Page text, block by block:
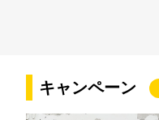
キャンペーン